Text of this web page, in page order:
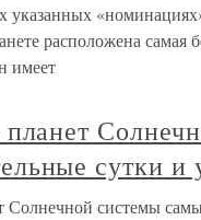
расположена
имеет
сутки и
Солнечной системы